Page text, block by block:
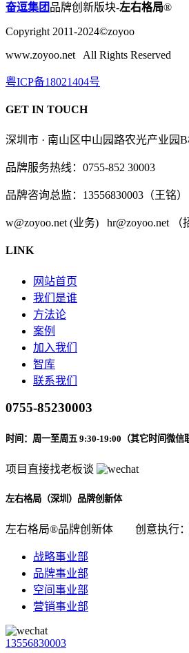
奋逗集团品牌创新版块-左右格局®
Copyright 2011-2024©zoyoo
www.zoyoo.net All Rights Reserved
粤ICP备18021404号
GET IN TOUCH
深圳市 · 南山区中山园路农光产业园B
品牌服务热线：0755-852 30003
品牌咨询总监：13556830003（王铭）
w@zoyoo.net (业务) hr@zoyoo.net （
LINK
网站首页
我们是谁
方法论
案例
加入我们
智库
联系我们
0755-85230003
时间：周一至周五 9:30-19:00（其它时间微信
项目直接找老板谈
左右格局（深圳）品牌创新体
左右格局®品牌创新体 创意执行
战略事业部
品牌事业部
空间事业部
营销事业部
13556830003